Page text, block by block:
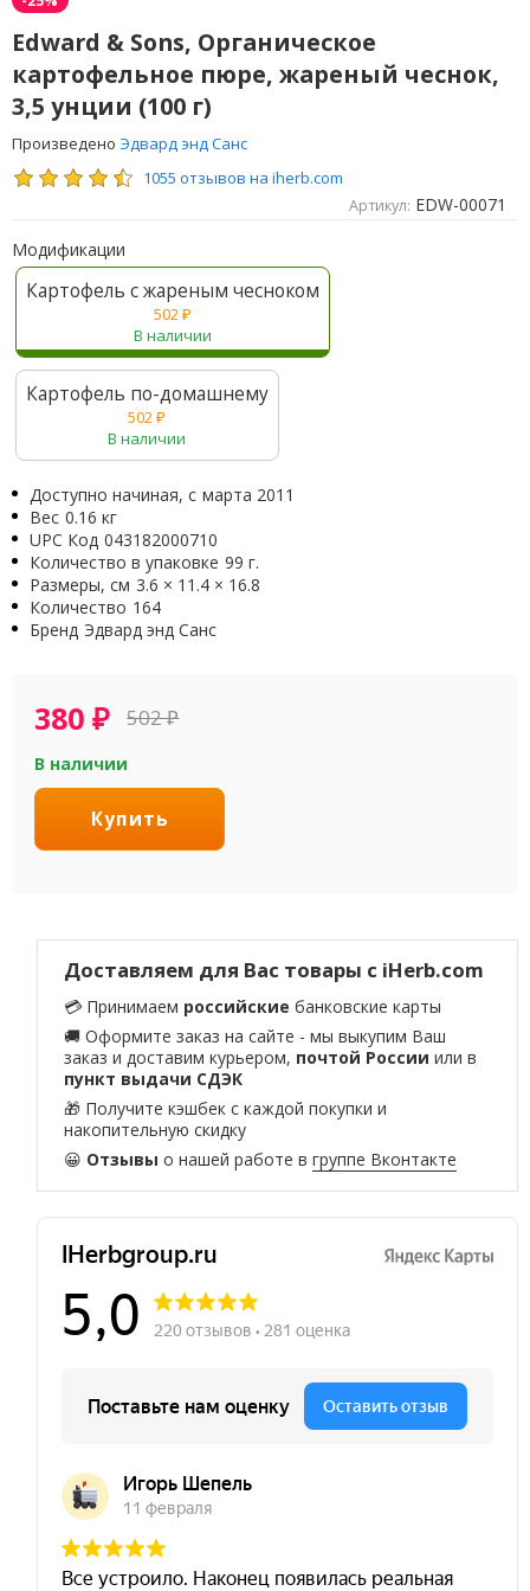
Edward & Sons, Органическое
картофельное пюре, жареный чеснок,
3,5 унции (100 г)
Произведено Эдвард энд Санс
1055 отзывов на iherb.com
Артикул: EDW-00071
Модификации
Картофель с жареным чесноком
502 ₽
В наличии
Картофель по-домашнему
502₽
В наличии
Доступно начиная, с марта 2011
Вес 0.16 кг
UPC Код 043182000710
Количество в упаковке 99 г.
Размеры, см 3.6 × 11.4 × 16.8
Количество 164
Бренд Эдвард энд Санс
380₽ 502₽
В наличии
Купить
Доставляем для Вас товары с iHerb.com
💳 Принимаем российские банковские карты
🚚 Оформите заказ на сайте - мы выкупим Ваш
заказ и доставим курьером, почтой России или в
пункт выдачи СДЭК
🎁 Получите кэшбек с каждой покупки и
накопительную скидку
😀 Отзывы о нашей работе вгруппе Вконтакте